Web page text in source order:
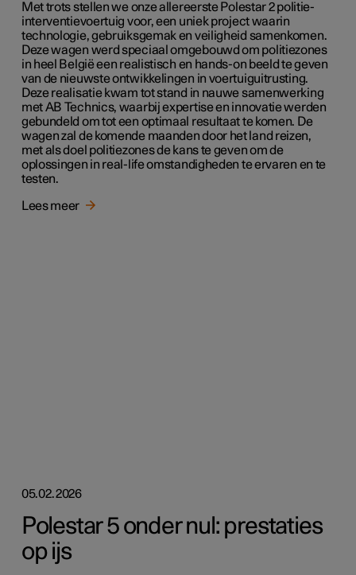
Met trots stellen we onze allereerste Polestar 2 politie-
interventievoertuig voor, een uniek project waarin
technologie, gebruiksgemak en veiligheid samenkomen.
Deze wagen werd speciaal omgebouwd om politiezones
in heel België een realistisch en hands-on beeld te geven
van de nieuwste ontwikkelingen in voertuiguitrusting.
Deze realisatie kwam tot stand in nauwe samenwerking
met AB Technics, waarbij expertise en innovatie werden
gebundeld om tot een optimaal resultaat te komen. De
wagen zal de komende maanden door het land reizen,
met als doel politiezones de kans te geven om de
oplossingen in real-life omstandigheden te ervaren en te
testen.
Lees meer
05.02.2026
Polestar 5 onder nul: prestaties
op ijs